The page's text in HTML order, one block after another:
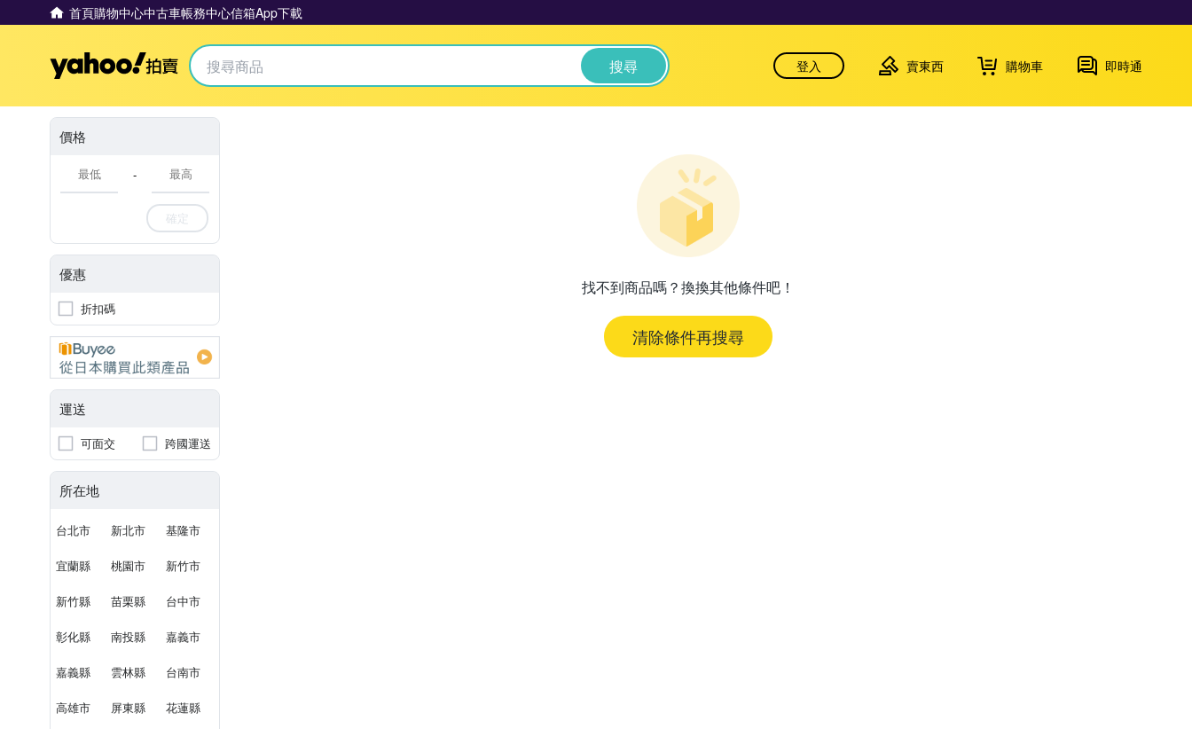
首頁購物中心中古車帳務中心信箱App下載
Yahoo拍賣 搜尋 登入 賣東西 購物車 即時通
價格
-
確定
優惠
折扣碼
運送
可面交 跨國運送
所在地
台北市 新北市 基隆市
宜蘭縣 桃園市 新竹市
新竹縣 苗栗縣 台中市
彰化縣 南投縣 嘉義市
嘉義縣 雲林縣 台南市
高雄市 屏東縣 花蓮縣
找不到商品嗎？換換其他條件吧！
清除條件再搜尋